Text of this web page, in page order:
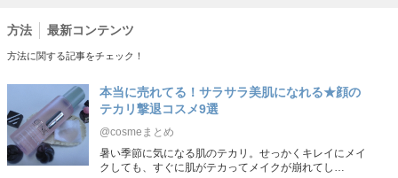
方法 最新コンテンツ
方法に関する記事をチェック！
本当に売れてる！サラサラ美肌になれる★顔の
テカリ撃退コスメ9選
@cosmeまとめ
暑い季節に気になる肌のテカリ。せっかくキレイにメイ
クしても、すぐに肌がテカってメイクが崩れてし…